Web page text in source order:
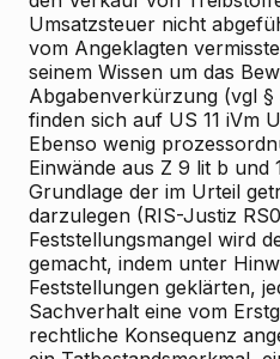
Umsatzsteuer nicht
vom Angeklagten
seinem Wissen um das
Abgabenverkürzung (vgl §
finden sich auf US 11 iVm
Ebenso wenig
Einwände aus Z 9 lit b und
Grundlage der im Urteil
darzulegen (RIS-Justiz
Feststellungsmangel wird
gemacht, indem unter
Feststellungen geklärten,
Sachverhalt eine vom
rechtliche Konsequenz